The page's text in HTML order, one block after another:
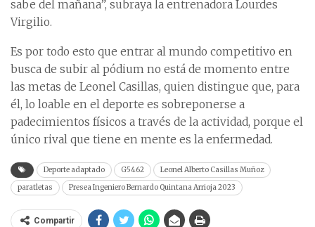
sabe del mañana”, subraya la entrenadora Lourdes
Virgilio.
Es por todo esto que entrar al mundo competitivo en
busca de subir al pódium no está de momento entre
las metas de Leonel Casillas, quien distingue que, para
él, lo loable en el deporte es sobreponerse a
padecimientos físicos a través de la actividad, porque el
único rival que tiene en mente es la enfermedad.
Deporte adaptado G5462
Leonel Alberto Casillas Muñoz
paratletas
Presea Ingeniero Bernardo Quintana Arrioja 2023
Compartir